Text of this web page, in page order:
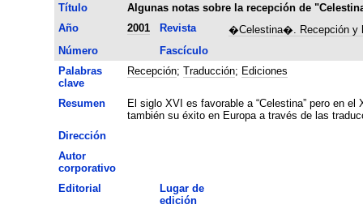
Título
Algunas notas sobre la recepción de
Año
2001 Revista
�Celestina�. Recepción y
Número
Fascículo
Palabras
clave
Recepción; Traducción; Ediciones
Resumen
El siglo XVI es favorable a “Celestina” pero en
también su éxito en Europa a través de las
Dirección
Autor
corporativo
Editorial
Lugar de
edición